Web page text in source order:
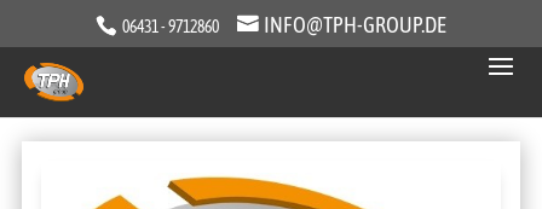
06431 - 9712860 INFO@TPH-GROUP.DE